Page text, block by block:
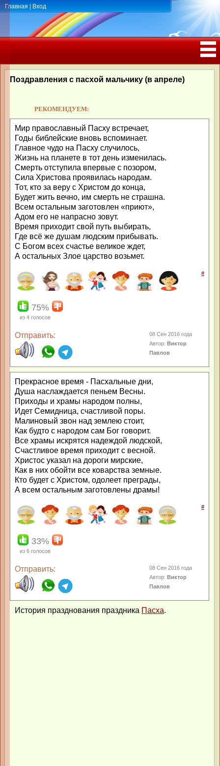
Главная Вход
РОЖДЕНИЯ, ЮБИЛЕЕМ
Поздравления с пасхой мальчику (в апреле)
РЕКОМЕНДУЕМ:
Мир православный Пасху встречает,
Годы библейские вновь вспоминает.
Главное чудо на Пасху случилось,
Жизнь на планете в тот день изменилась.
Смерть отступила впервые с позором,
Сила Христова проявилась народам.
Тот, кто за веру с Христом до конца,
Будет жить вечно, им смерть не страшна.
Всем остальным заготовлен «приют»,
Адом его не напрасно зовут.
Время приходит свой путь выбирать,
Где всё же душам людским прибывать.
С Богом всех счастье великое ждет,
А остальных Злое царство возьмет.
#
75%
из 4 голосов
Отправить:
08 Сен 2016 года
Автор:Виктор
Павлов
Прекрасное время - Пасхальные дни,
Душа наслаждается пеньем Весны.
Приходы и храмы народом полны,
Идет Семидница, счастливой поры.
Малиновый звон над землею стоит,
Как будто с народом сам Бог говорит.
Все храмы искрятся надеждой людской,
Счастливое время приходит с весной.
Христос указал на дороги мирские,
Как в них обойти все коварства земные.
Кто будет с Христом, одолеет преграды,
А всем остальным заготовлены драмы!
#
33%
из 6 голосов
Отправить:
08 Сен 2016 года
Автор:Виктор
Павлов
История празднования праздника Пасха.